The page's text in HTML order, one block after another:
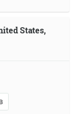
States,